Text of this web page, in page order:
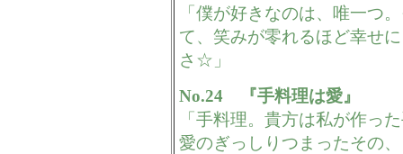
「僕が好きなのは、唯一つ
て、笑みが零れるほど幸せ
さ☆」
No.24 『手料理は愛』
「手料理。貴方は私が作っ
愛のぎっしりつまったその